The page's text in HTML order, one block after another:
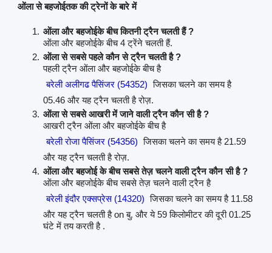
ओंला से बहजोईतक की ट्रेनों के बारे में
ओंला और बहजोईके बीच कितनी ट्रैन चलती हैं ?
ओंला और बहजोईके बीच 4 ट्रेंने चलती हैं.
ओंला से सबसे पहले कौन से ट्रैन चलती है ?
पहली ट्रैन ओंला और बहजोईके बीच है
बरेली अलीगढ पैसिंजर (54352) जिसका चलने का समय है
05.46 और यह ट्रैन चलती है रोज़.
ओंला से सबसे आखरी में जाने वाली ट्रैन कौन सी है ?
आखरी ट्रैन ओंला और बहजोईके बीच है
बरेली रोजा पैसिंजर (54356) जिसका चलने का समय है 21.59
और यह ट्रैन चलती है रोज़.
ओंला और बहजोई के बीच सबसे तेज़ चलने वाली ट्रैन कौन सी है ?
ओंला और बहजोईके बीच सबसे तेज़ चलने वाली ट्रैन है
बरेली इंदौर एक्सप्रेस (14320) जिसका चलने का समय है 11.58
और यह ट्रैन चलती है on बु. और ये 59 किलोमीटर की दूरी 01.25
घंटे में तय करती है .